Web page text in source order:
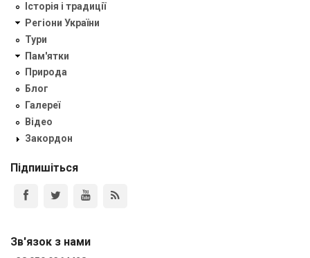
Історія і традиції
Регіони України
Тури
Пам'ятки
Природа
Блог
Галереї
Відео
Закордон
Підпишіться
Зв'язок з нами